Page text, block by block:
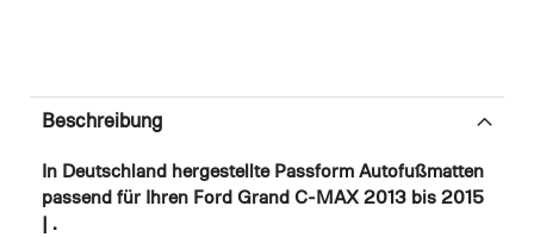
Beschreibung
In Deutschland hergestellte Passform Autofußmatten
passend für Ihren Ford Grand C-MAX 2013 bis 2015
| .